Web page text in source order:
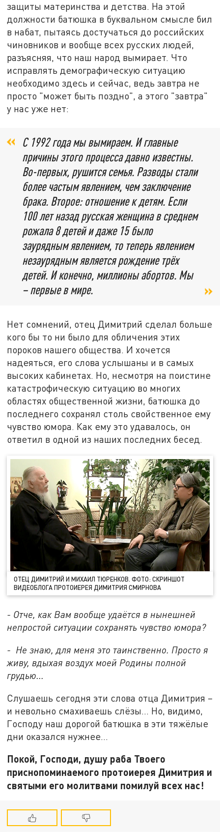
защиты материнства и детства. На этой
должности батюшка в буквальном смысле бил
в набат, пытаясь достучаться до российских
чиновников и вообще всех русских людей,
разъясняя, что наш народ вымирает. Что
исправлять демографическую ситуацию
необходимо здесь и сейчас, ведь завтра не
просто "может быть поздно", а этого "завтра"
у нас уже нет:
С 1992 года мы вымираем. И главные
причины этого процесса давно известны.
Во-первых, рушится семья. Разводы стали
более частым явлением, чем заключение
брака. Второе: отношение к детям. Если
100 лет назад русская женщина в среднем
рожала 8 детей и даже 15 было
заурядным явлением, то теперь явлением
незаурядным является рождение трёх
детей. И конечно, миллионы абортов. Мы
– первые в мире.
Нет сомнений, отец Димитрий сделал больше
кого бы то ни было для обличения этих
пороков нашего общества. И хочется
надеяться, его слова услышаны и в самых
высоких кабинетах. Но, несмотря на поистине
катастрофическую ситуацию во многих
областях общественной жизни, батюшка до
последнего сохранял столь свойственное ему
чувство юмора. Как ему это удавалось, он
ответил в одной из наших последних бесед.
ОТЕЦ ДИМИТРИЙ И МИХАИЛ ТЮРЕНКОВ. ФОТО: СКРИНШОТ
ВИДЕОБЛОГА ПРОТОИЕРЕЯ ДИМИТРИЯ СМИРНОВА
- Отче, как Вам вообще удаётся в нынешней
непростой ситуации сохранять чувство юмора?
- Не знаю, для меня это таинственно. Просто я
живу, вдыхая воздух моей Родины полной
грудью...
Слушаешь сегодня эти слова отца Димитрия –
и невольно смахиваешь слёзы... Но, видимо,
Господу наш дорогой батюшка в эти тяжёлые
дни оказался нужнее...
Покой, Господи, душу раба Твоего
приснопоминаемого протоиерея Димитрия и
святыми его молитвами помилуй всех нас!